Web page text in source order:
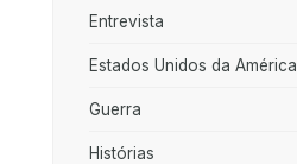
Entrevista
Estados Unidos da América
Guerra
Histórias